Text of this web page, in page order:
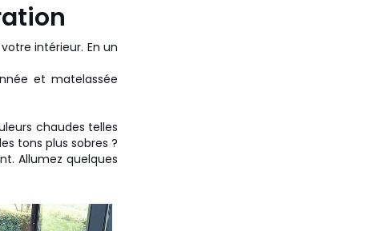
intérieur. En un
et matelassée
chaudes telles
tons plus sobres ?
Allumez quelques